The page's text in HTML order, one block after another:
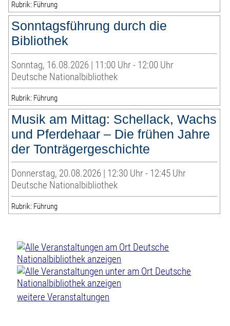
Rubrik: Führung
Sonntagsführung durch die
Bibliothek
Sonntag, 16.08.2026 | 11:00 Uhr - 12:00 Uhr
Deutsche Nationalbibliothek
Rubrik: Führung
Musik am Mittag: Schellack, Wachs
und Pferdehaar – Die frühen Jahre
der Tonträgergeschichte
Donnerstag, 20.08.2026 | 12:30 Uhr - 12:45 Uhr
Deutsche Nationalbibliothek
Rubrik: Führung
weitere Veranstaltungen